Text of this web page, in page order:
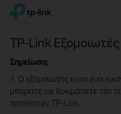
Click
the
navigation
bar
TP-Link, Reliably Smart
TP-Link Εξομοιωτές
Σημείωση:
1. Ο εξομοιωτής είναι ένα
μπορείτε να δοκιμάσετε τον
προϊόντων TP-Link.